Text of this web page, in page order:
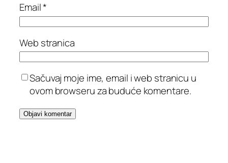
Email*
Web stranica
Sačuvaj moje ime, email i web stranicu u
ovom browseru za buduće komentare.